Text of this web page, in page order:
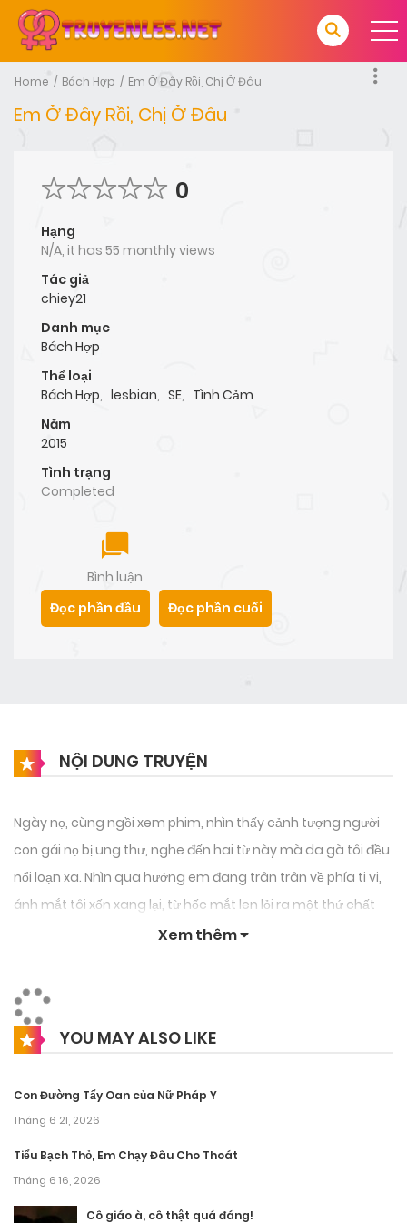
Home Bách Hợp Em Ở Đây Rồi, Chị Ở Đâu
Em Ở Đây Rồi, Chị Ở Đâu
0
Hạng
N/A, it has 55 monthly views
Tác giả
chiey21
Danh mục
Bách Hợp
Thể loại
Bách Hợp, lesbian, SE, Tình Cảm
Năm
2015
Tình trạng
Completed
Bình luận
Đọc phần đầu
Đọc phần cuối
NỘI DUNG TRUYỆN
Ngày nọ, cùng ngồi xem phim, nhìn thấy cảnh tượng người
con gái nọ bị ung thư, nghe đến hai từ này mà da gà tôi đều
nổi loạn xa. Nhìn qua hướng em đang trân trân về phía ti vi,
ánh mắt tôi xốn xang lại, từ hốc mắt len lỏi ra một thứ chất
lỏng làm mắt tôi cay xè. Nhưng trước hết vẫn là trấn định
không phải là thương tâm lắm hay sao ?!
Cô gái nọ chảy máu cam, cô gái nọ còn có cả rụng tóc. Tôi
mới ngẫm lại, hình như chưa bao giờ tôi thấy em chảy ra
không có những triệu chứng này ?
Ngưa ngứa từ mép môi, đưa tay sờ lên tôi phát hiện mũi
Xem thêm
YOU MAY ALSO LIKE
Con Đường Tẩy Oan của Nữ Pháp Y
Tháng 6 21, 2026
Tiểu Bạch Thỏ, Em Chạy Đâu Cho Thoát
Tháng 6 16, 2026
Cô giáo à, cô thật quá đáng!